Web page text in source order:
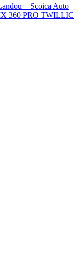
+ Scoica Auto
360 PRO TWILLIC